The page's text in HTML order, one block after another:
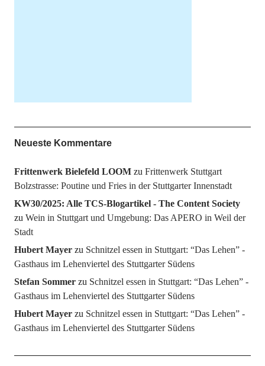
Neueste Kommentare
Frittenwerk Bielefeld LOOMzu Frittenwerk Stuttgart
Bolzstrasse: Poutine und Fries in der Stuttgarter Innenstadt
KW30/2025: Alle TCS-Blogartikel - The Content Society
zu Wein in Stuttgart und Umgebung: Das APERO in Weil der
Stadt
Hubert Mayerzu Schnitzel essen in Stuttgart: “Das Lehen” -
Gasthaus im Lehenviertel des Stuttgarter Südens
Stefan Sommerzu Schnitzel essen in Stuttgart: “Das Lehen” -
Gasthaus im Lehenviertel des Stuttgarter Südens
Hubert Mayerzu Schnitzel essen in Stuttgart: “Das Lehen” -
Gasthaus im Lehenviertel des Stuttgarter Südens